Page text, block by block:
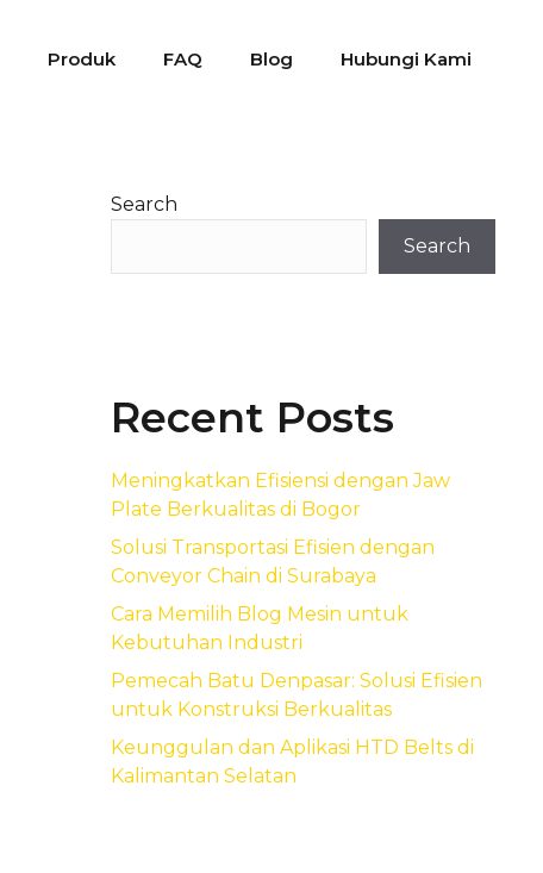
Produk FAQ Blog Hubungi Kami
Search
Search
Recent Posts
Meningkatkan Efisiensi dengan Jaw
Plate Berkualitas di Bogor
Solusi Transportasi Efisien dengan
Conveyor Chain di Surabaya
Cara Memilih Blog Mesin untuk
Kebutuhan Industri
Pemecah Batu Denpasar: Solusi Efisien
untuk Konstruksi Berkualitas
Keunggulan dan Aplikasi HTD Belts di
Kalimantan Selatan